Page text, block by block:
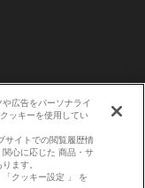
広告をパーソナライ
ッキーを使用してい
サイトでの閲覧履歴情
心に応じた 商品・サ
ます。
クッキー設定 」 を